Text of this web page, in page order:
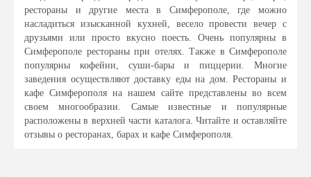
рестораны и другие места в Симферополе, где можно
насладиться изысканной кухней, весело провести вечер с
друзьями или просто вкусно поесть. Очень популярны в
Симферополе рестораны при отелях. Также в Симферополе
популярны кофейни, суши-бары и пиццерии. Многие
заведения осуществляют доставку еды на дом. Рестораны и
кафе Симферополя на нашем сайте представлены во всем
своем многообразии. Самые известные и популярные
расположены в верхней части каталога. Читайте и оставляйте
отзывы о ресторанах, барах и кафе Симферополя.